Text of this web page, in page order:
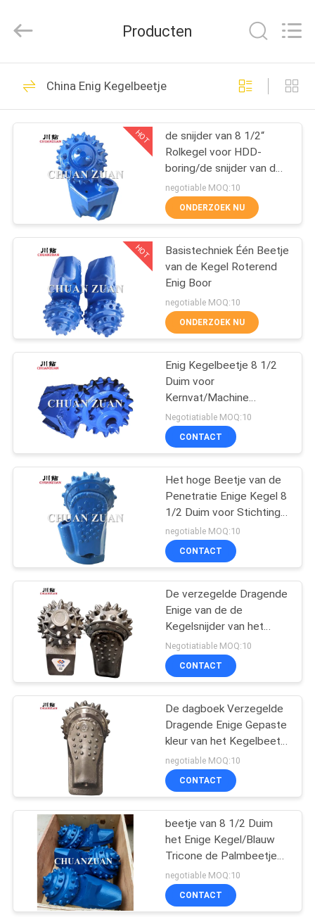
HUIS
PRODUCTEN
ONGEVEER
FABRIEKSREIS
KWALITEITSCONTROLE
CONTACTEER
ONS
VERZOEK
CITAAT
NIEUWS
Leverancier.
Copyright
-
tcitriconebit.com.
Reserved.
Tricone beetje van
TCI
136
Stalen tanden
tricone Bit
67
het beetje van de
rolkegel
hdd rotsreamers
Enig Kegelbeetje
51
Het Beetje van de
gatenopener
Producten
China Enig Kegelbeetje
HOT
de snijder van 8 1/2“
Rolkegel voor HDD-
boring/de snijder van de
boorkegel in trenchless
bouw
negotiable MOQ:10
ONDERZOEK NU
HOT
Basistechniek Één Beetje
van de Kegel Roterend
Enig Boor
negotiable MOQ:10
ONDERZOEK NU
Enig Kegelbeetje 8 1/2
Duim voor
Kernvat/Machine
opstapelen die
Negotiatiable MOQ:10
CONTACT
Het hoge Beetje van de
Penetratie Enige Kegel 8
1/2 Duim voor Stichting
die Machines opstapelen
negotiable MOQ:10
CONTACT
De verzegelde Dragende
Enige van de de
Kegelsnijder van het
Kegelbeetje Verbeterde
Tweede Generatie
Negotiatiable MOQ:10
CONTACT
De dagboek Verzegelde
Dragende Enige Gepaste
kleur van het Kegelbeetje
met Verzegeld Lager
negotiable MOQ:10
CONTACT
beetje van 8 1/2 Duim
het Enige Kegel/Blauw
Tricone de Palmbeetje
van Kegelsnijders met
Gepaste kleur
negotiable MOQ:10
CONTACT